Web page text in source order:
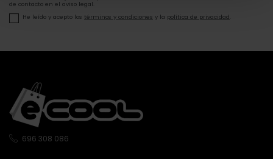
de contacto en el aviso legal.
He leído y acepto los términos y condiciones y la política de privacidad
696 308 086